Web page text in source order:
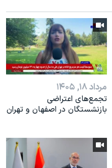
مرداد ۱۸, ۱۴۰۵
تجمع‌های اعتراضی
بازنشستگان در اصفهان و تهران